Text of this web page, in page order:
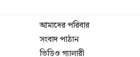
আমাদের পরিবার
সংবাদ পাঠান
ভিডিও গ্যালারী